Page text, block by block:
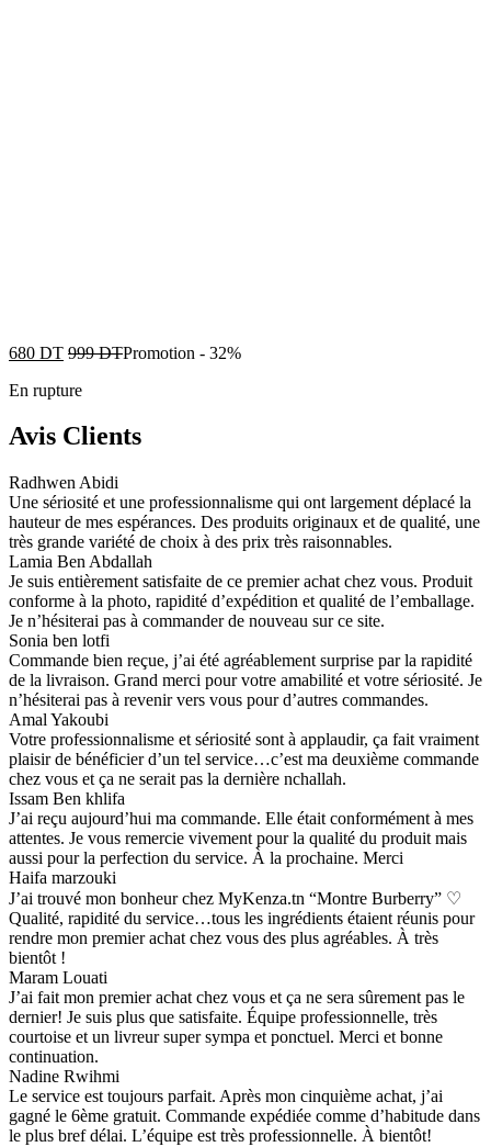
680 DT 999DTPromotion - 32%
En rupture
Avis Clients
Radhwen Abidi
Une sériosité et une professionnalisme qui ont largement déplacé la
hauteur de mes espérances. Des produits originaux et de qualité, une
très grande variété de choix à des prix très raisonnables.
Lamia Ben Abdallah
Je suis entièrement satisfaite de ce premier achat chez vous. Produit
conforme à la photo, rapidité d’expédition et qualité de l’emballage.
Je n’hésiterai pas à commander de nouveau sur ce site.
Sonia ben lotfi
Commande bien reçue, j’ai été agréablement surprise par la rapidité
de la livraison. Grand merci pour votre amabilité et votre sériosité. Je
n’hésiterai pas à revenir vers vous pour d’autres commandes.
Amal Yakoubi
Votre professionnalisme et sériosité sont à applaudir, ça fait vraiment
plaisir de bénéficier d’un tel service…c’est ma deuxième commande
chez vous et ça ne serait pas la dernière nchallah.
Issam Ben khlifa
J’ai reçu aujourd’hui ma commande. Elle était conformément à mes
attentes. Je vous remercie vivement pour la qualité du produit mais
aussi pour la perfection du service. À la prochaine. Merci
Haifa marzouki
J’ai trouvé mon bonheur chez MyKenza.tn “Montre Burberry” ♡
Qualité, rapidité du service…tous les ingrédients étaient réunis pour
rendre mon premier achat chez vous des plus agréables. À très
bientôt !
Maram Louati
J’ai fait mon premier achat chez vous et ça ne sera sûrement pas le
dernier! Je suis plus que satisfaite. Équipe professionnelle, très
courtoise et un livreur super sympa et ponctuel. Merci et bonne
continuation.
Nadine Rwihmi
Le service est toujours parfait. Après mon cinquième achat, j’ai
gagné le 6ème gratuit. Commande expédiée comme d’habitude dans
le plus bref délai. L’équipe est très professionnelle. À bientôt!